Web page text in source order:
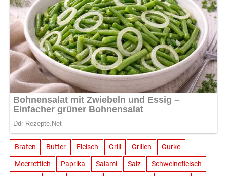
Braten Butter Fleisch Grill Grillen Gurke
Meerrettich Paprika Salami Salz Schweinefleisch